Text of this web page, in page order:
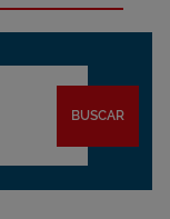
BUSCAR